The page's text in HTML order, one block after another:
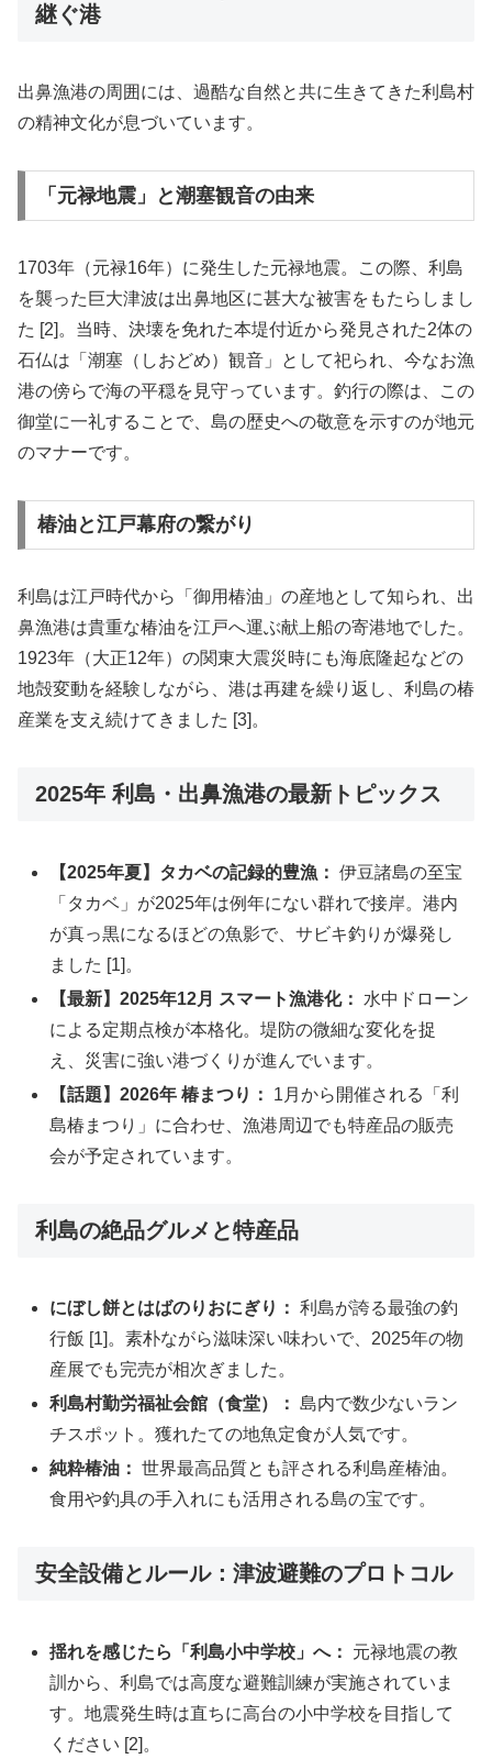
継ぐ港
出鼻漁港の周囲には、過酷な自然と共に生きてきた利島村
の精神文化が息づいています。
「元禄地震」と潮塞観音の由来
1703年（元禄16年）に発生した元禄地震。この際、利島
を襲った巨大津波は出鼻地区に甚大な被害をもたらしまし
た [2]。当時、決壊を免れた本堤付近から発見された2体の
石仏は「潮塞（しおどめ）観音」として祀られ、今なお漁
港の傍らで海の平穏を見守っています。釣行の際は、この
御堂に一礼することで、島の歴史への敬意を示すのが地元
のマナーです。
椿油と江戸幕府の繋がり
利島は江戸時代から「御用椿油」の産地として知られ、出
鼻漁港は貴重な椿油を江戸へ運ぶ献上船の寄港地でした。
1923年（大正12年）の関東大震災時にも海底隆起などの
地殻変動を経験しながら、港は再建を繰り返し、利島の椿
産業を支え続けてきました [3]。
2025年 利島・出鼻漁港の最新トピックス
【2025年夏】タカベの記録的豊漁： 伊豆諸島の至宝
「タカベ」が2025年は例年にない群れで接岸。港内
が真っ黒になるほどの魚影で、サビキ釣りが爆発し
ました [1]。
【最新】2025年12月 スマート漁港化：
水中ドローン
による定期点検が本格化。堤防の微細な変化を捉
え、災害に強い港づくりが進んでいます。
【話題】2026年 椿まつり：
1月から開催される「利
島椿まつり」に合わせ、漁港周辺でも特産品の販売
会が予定されています。
利島の絶品グルメと特産品
にぼし餅とはばのりおにぎり： 利島が誇る最強の釣
行飯 [1]。素朴ながら滋味深い味わいで、2025年の物
産展でも完売が相次ぎました。
利島村勤労福祉会館（食堂）： 島内で数少ないラン
チスポット。獲れたての地魚定食が人気です。
純粋椿油： 世界最高品質とも評される利島産椿油。
食用や釣具の手入れにも活用される島の宝です。
安全設備とルール：津波避難のプロトコル
揺れを感じたら「利島小中学校」へ：
元禄地震の教
訓から、利島では高度な避難訓練が実施されていま
す。地震発生時は直ちに高台の小中学校を目指して
ください [2]。